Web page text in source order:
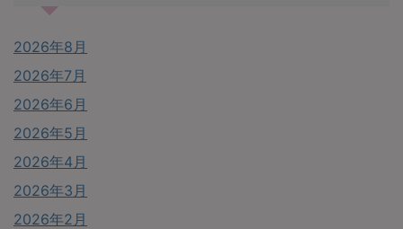
2026年8月
2026年7月
2026年6月
2026年5月
2026年4月
2026年3月
2026年2月